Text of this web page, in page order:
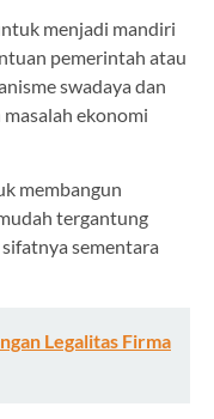
menjadi mandiri
pemerintah atau
swadaya dan
ekonomi
membangun
tergantung
sementara
Legalitas Firma